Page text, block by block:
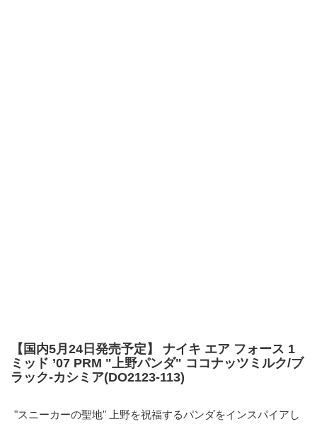
【国内5月24日発売予定】 ナイキ エア フォース 1
ミッド ’07 PRM "上野パンダ" ココナッツミルク/ブ
ラック-カシミア(DO2123-113)
"スニーカーの聖地" 上野を祝福するパンダをインスパイアし